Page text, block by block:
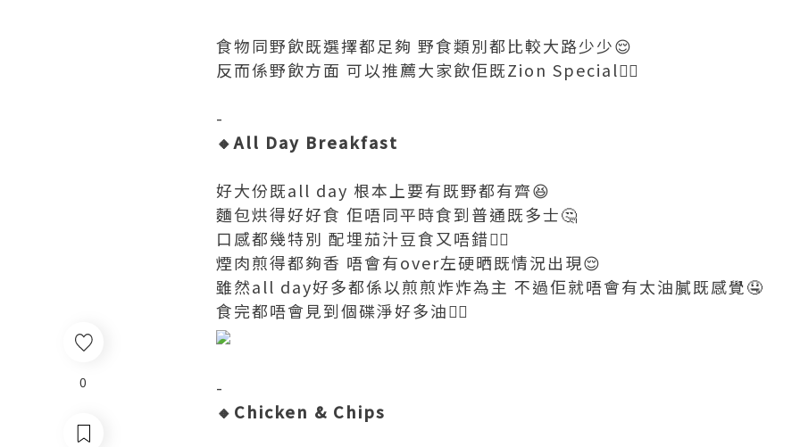
0
食物同野飲既選擇都足夠 野食類別都比較大路少少😌
反而係野飲方面 可以推薦大家飲佢既Zion Special👍🏼
-
🔸All Day Breakfast
好大份既all day 根本上要有既野都有齊😆
麵包烘得好好食 佢唔同平時食到普通既多士🤔
口感都幾特別 配埋茄汁豆食又唔錯👍🏼
煙肉煎得都夠香 唔會有over左硬晒既情況出現😌
雖然all day好多都係以煎煎炸炸為主 不過佢就唔會有太油膩既感覺🤤
食完都唔會見到個碟淨好多油👍🏼
-
🔸Chicken & Chips